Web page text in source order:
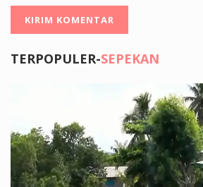
TERPOPULER-SEPEKAN